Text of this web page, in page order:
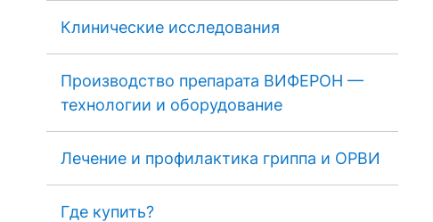
Клинические исследования
Производство препарата ВИФЕРОН —
технологии и оборудование
Лечение и профилактика гриппа и ОРВИ
Где купить?